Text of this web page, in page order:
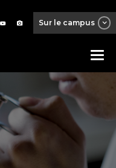
Sur le campus